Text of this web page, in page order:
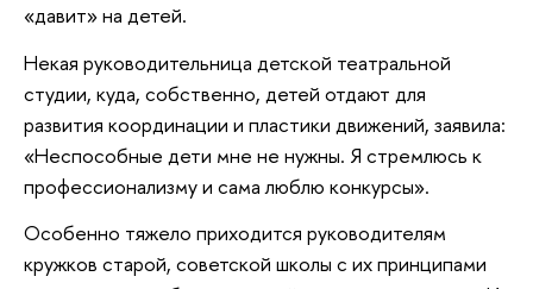
«давит» на детей.
Некая руководительница детской театральной
студии, куда, собственно, детей отдают для
развития координации и пластики движений, заявила:
«Неспособные дети мне не нужны. Я стремлюсь к
профессионализму и сама люблю конкурсы».
Особенно тяжело приходится руководителям
кружков старой, советской школы с их принципами